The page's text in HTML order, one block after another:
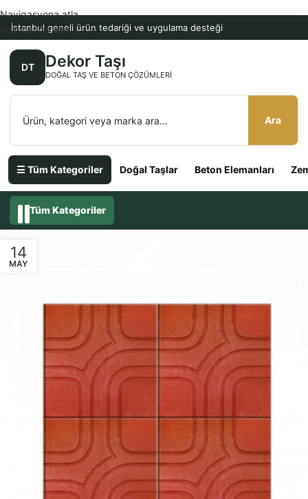
İstanbul geneli ürün tedariği ve uygulama desteği
DT Dekor Taşı
DOĞAL TAŞ VE BETON ÇÖZÜMLERI
Ara
☰ Tüm Kategoriler Doğal Taşlar Beton Elemanları
Navigasyona atla
Ana içeriğe atla
Tüm Kategoriler
14
MAY